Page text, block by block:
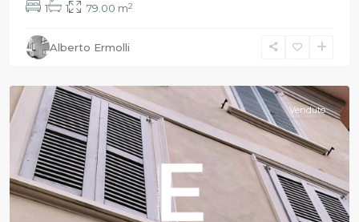
1 1 79.00 m2
Alberto Ermolli
Varese,
Venduto